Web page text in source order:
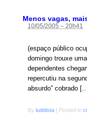
Menos vagas,
10/05/2005 – 20h41
(espaço público
domingo trouxe
dependentes
repercutiu na
absurdo” cobrado
By luddista | Posted in